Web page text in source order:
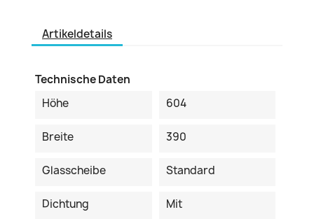
Artikeldetails
Technische Daten
Höhe
604
Breite 390
Glasscheibe Standard
Dichtung Mit